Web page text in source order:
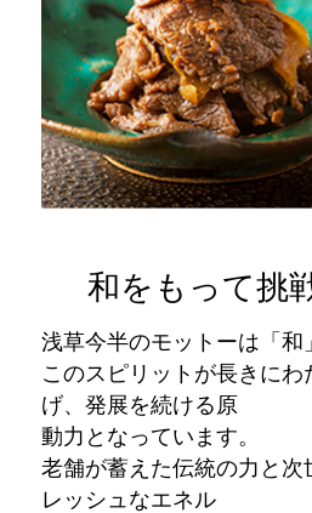
和をもって挑
浅草今半のモットーは「和
このスピリットが長きにわ
げ、発展を続ける原
動力となっています。
老舗が蓄えた伝統の力と次
レッシュなエネル